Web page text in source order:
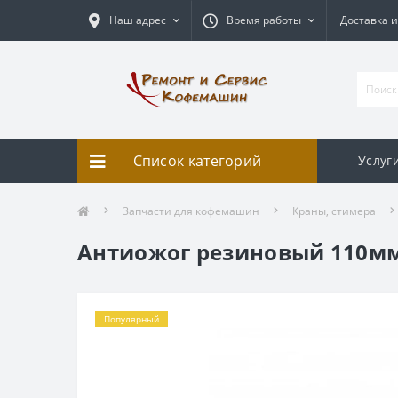
Наш адрес Время работы Доставка
Список категорий
Запчасти для кофемашин Краны, стимера
Антиожог резиновый
Популярный